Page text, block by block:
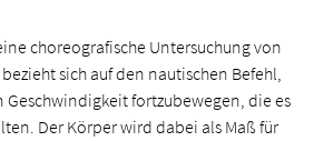
choreografische Untersuchung von
sich auf den nautischen Befehl,
fortzubewegen, die es
Der Körper wird dabei als Maß für